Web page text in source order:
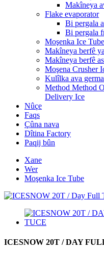
Makîneya
Flake evaporator
Bi pergala
Bi pergala
Moşenka Ice Tube
Makîneya berfê
Makîneya berfê
Moşena Crusher
Kulîlka ava
Method Method
Delivery Ice
Nûçe
Faqs
Çûna nava
Dîtina Factory
Paqij bûn
Xane
Wer
Moşenka Ice Tube
ICESNOW 20T / DAY